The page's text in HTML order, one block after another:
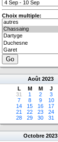
Choix multiple:
Août 2023
L
M M J
31
1 2 3
7
8 9 10
14
15 16 17
21
22 23 24
28
29 30 31
Octobre 2023